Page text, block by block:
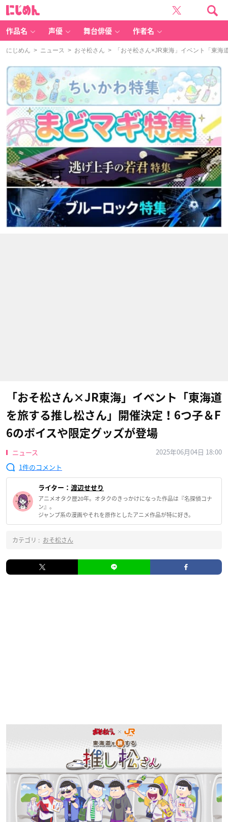
作品名 声優 舞台俳優 作者名
にじめん > ニュース > おそ松さん > 「おそ松さん×JR東海」イベント「東海
「おそ松さん×JR東海」イベント「東海道
を旅する推し松さん」開催決定！6つ子＆F
6のボイスや限定グッズが登場
ニュース
2025年06月04日 18:00
1
ライター： 渡辺せせり
アニメオタク歴20年。オタクのきっかけになった作品は『名探偵コナ
ン』。
ジャンプ系の漫画やそれを原作としたアニメ作品が特に好き。
カテゴリ : おそ松さん